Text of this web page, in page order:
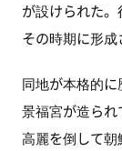
が設けられた。
その時期に形成
同地が本格的に
景福宮が造られ
高麗を倒して